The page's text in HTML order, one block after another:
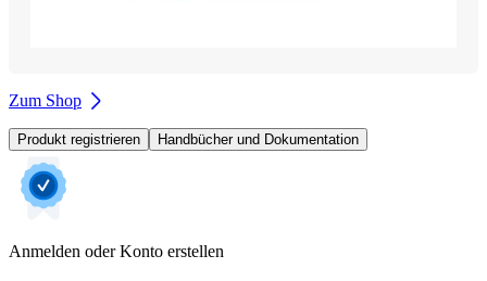
Zum Shop
Produkt registrieren Handbücher und Dokumentation
Anmelden oder Konto erstellen